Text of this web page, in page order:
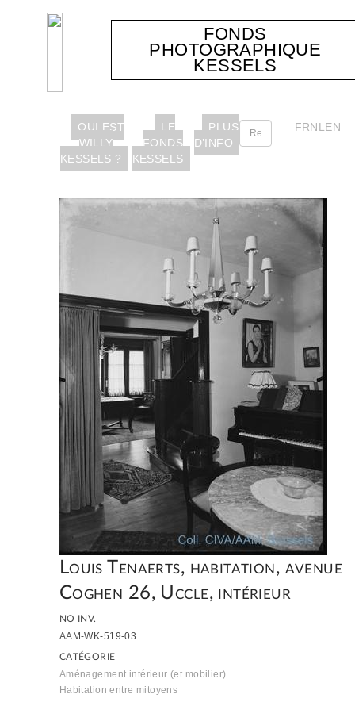
FONDS
PHOTOGRAPHIQUE
KESSELS
FRNL EN
QUI EST
WILLY
KESSELS ?
LE
FONDS
KESSELS
PLUS
D’INFO
Louis Tenaerts, habitation, avenue
Coghen 26, Uccle, intérieur
NO INV.
AAM-WK-519-03
CATÉGORIE
Aménagement intérieur (et mobilier)
Habitation entre mitoyens